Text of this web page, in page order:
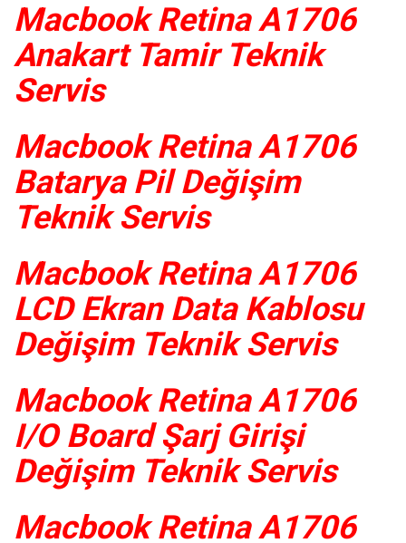
Macbook Retina A1706
Anakart Tamir Teknik
Servis
Macbook Retina A1706
Batarya Pil Değişim
Teknik Servis
Macbook Retina A1706
LCD Ekran Data Kablosu
Değişim Teknik Servis
Macbook Retina A1706
I/O Board Şarj Girişi
Değişim Teknik Servis
Macbook Retina A1706